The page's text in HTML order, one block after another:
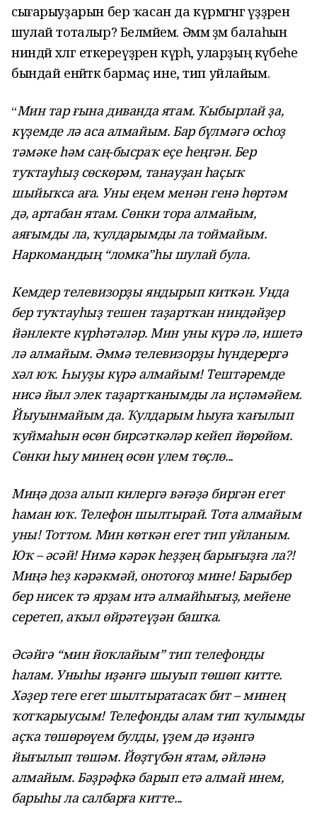
сығарыуҙарын бер ҡасан да күрмәгәнгә үҙҙәрен
шулай тоталыр? Белмәйем. Әммә әҙәм балаһын
ниндәй хәлгә еткереүҙәрен күрһә, уларҙың күбеһе
бындай енәйәткә бармаҫ ине, тип уйлайым.
“Мин тар ғына диванда ятам. Ҡыбырлай ҙа,
күҙемде лә аса алмайым. Бар бүлмәгә осһоҙ
тәмәке һәм саң-бысраҡ еҫе һеңгән. Бер
туҡтауһыҙ сөскөрәм, танауҙан һаҫыҡ
шыйыҡса аға. Уны еңем менән генә һөртәм
дә, артабан ятам. Сөнки тора алмайым,
аяғымды ла, ҡулдарымды ла тоймайым.
Наркомандың “ломка”һы шулай була.
Кемдер телевизорҙы яндырып киткән. Унда
бер туҡтауһыҙ тешен таҙартҡан ниндәйҙер
йәнлекте күрһәтәләр. Мин уны күрә лә, ишетә
лә алмайым. Әммә телевизорҙы һүндерергә
хәл юҡ. Һыуҙы күрә алмайым! Тештәремде
нисә йыл элек таҙартҡанымды ла иҫләмәйем.
Йыуынмайым да. Ҡулдарым һыуға ҡағылып
ҡуймаһын өсөн бирсәткәләр кейеп йөрөйөм.
Сөнки һыу минең өсөн үлем төҫлө...
Миңә доза алып килергә вәғәҙә биргән егет
һаман юҡ. Телефон шылтырай. Тота алмайым
уны! Тоттом. Мин көткән егет тип уйланым.
Юҡ – әсәй! Нимә кәрәк һеҙҙең барығыҙға ла?!
Миңә һеҙ кәрәкмәй, онотоғоҙ мине! Барыбер
бер нисек тә ярҙам итә алмайһығыҙ, мейене
серетеп, аҡыл өйрәтеүҙән башҡа.
Әсәйгә “мин йоҡлайым” тип телефонды
һалам. Уныһы иҙәнгә шыуып төшөп китте.
Хәҙер теге егет шылтыратасаҡ бит – минең
ҡотҡарыусым! Телефонды алам тип ҡулымды
аҫҡа төшөрөүем булды, үҙем дә иҙәнгә
йығылып төшәм. Йөҙтүбән ятам, әйләнә
алмайым. Бәҙрәфкә барып етә алмай инем,
барыһы ла салбарға китте...